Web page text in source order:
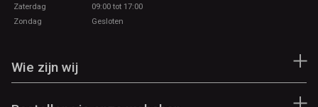
Zaterdag
09:00 tot 17:00
Zondag
Gesloten
Wie zijn wij